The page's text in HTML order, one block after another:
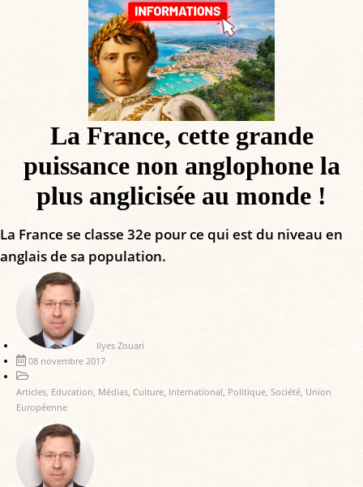
La France, cette grande
puissance non anglophone la
plus anglicisée au monde !
La France se classe 32e pour ce qui est du niveau en
anglais de sa population.
Ilyes Zouari
08 novembre 2017
Articles Education Médias Culture International Politique Société Union
Européenne